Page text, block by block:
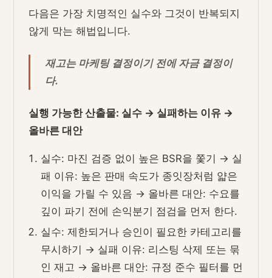
다음은 가장 치명적인 실수와 그것이 반복되지
않게 막는 해법입니다.
재고는 마케팅 결정이기 전에 자금 결정이
다.
실행 가능한 산출물: 실수 → 실패하는 이유 →
올바른 대안
실수: 마진 검증 없이 높은 BSR을 쫓기 → 실
패 이유: 높은 판매 속도가 종잇장처럼 얇은
이익을 가릴 수 있음 → 올바른 대안: 수요를
깊이 파기 전에 손익분기 점검을 먼저 한다.
실수: 제한되거나 승인이 필요한 카테고리를
무시하기 → 실패 이유: 리스팅 삭제 또는 묶
인 재고 → 올바른 대안: 규정 준수 필터를 먼